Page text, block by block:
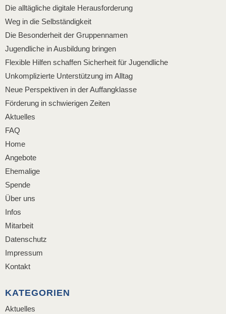
Die alltägliche digitale Herausforderung
Weg in die Selbständigkeit
Die Besonderheit der Gruppennamen
Jugendliche in Ausbildung bringen
Flexible Hilfen schaffen Sicherheit für Jugendliche
Unkomplizierte Unterstützung im Alltag
Neue Perspektiven in der Auffangklasse
Förderung in schwierigen Zeiten
Aktuelles
FAQ
Home
Angebote
Ehemalige
Spende
Über uns
Infos
Mitarbeit
Datenschutz
Impressum
Kontakt
KATEGORIEN
Aktuelles